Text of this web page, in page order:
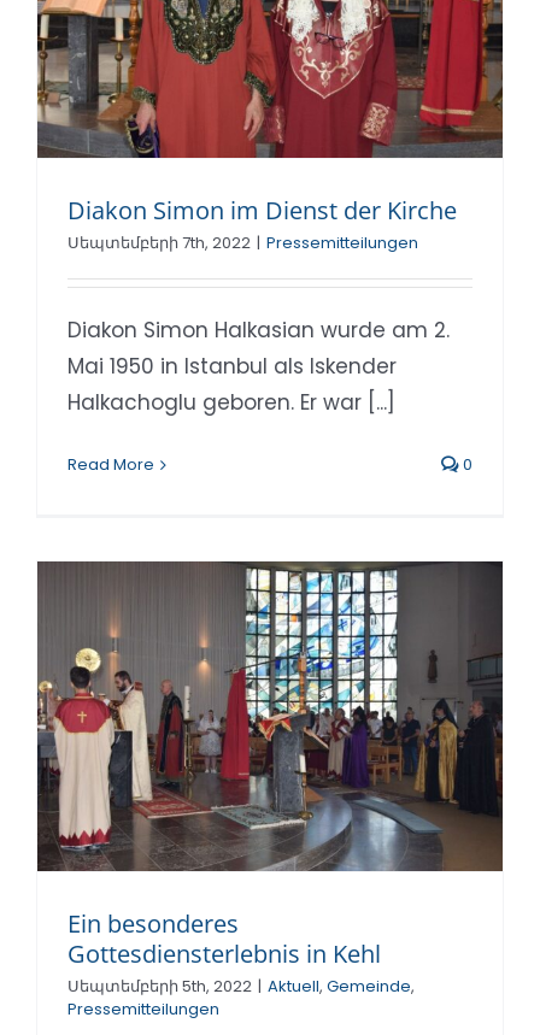
Diakon Simon im Dienst der Kirche
Սեպտեմբերի 7th, 2022 | Pressemitteilungen
Diakon Simon Halkasian wurde am 2.
Mai 1950 in Istanbul als Iskender
Halkachoglu geboren. Er war [...]
Read More 0
Ein besonderes
Gottesdiensterlebnis in Kehl
Սեպտեմբերի 5th, 2022 | Aktuell, Gemeinde,
Pressemitteilungen